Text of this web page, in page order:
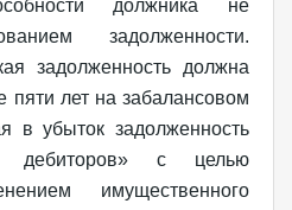
должника не
задолженности.
задолженность должна
пяти лет на забалансовом
в убыток задолженность
дебиторов» с целью
имущественного